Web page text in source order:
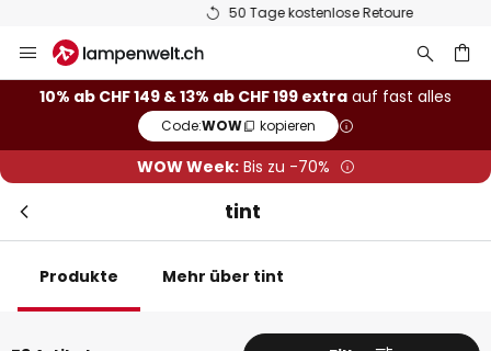
50 Tage kostenlose Retoure
Inhalt
springen
10% ab CHF 149 & 13% ab CHF 199 extra auf fast alles
Code:WOW kopieren
WOW Week:Bis zu -70%
tint
Produkte Mehr über tint
Extra Rabatt
10% Rabattab CHF 149
13% Rabattab CHF 199
Jetzt einlösen
*Ausgenommene Hersteller